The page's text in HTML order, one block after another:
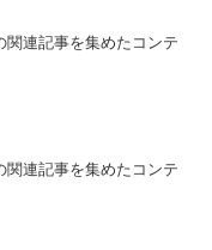
連記事を集めたコンテ
連記事を集めたコンテ